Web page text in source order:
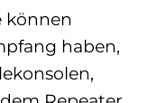
können
haben,